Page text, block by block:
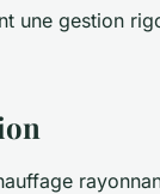
une gestion